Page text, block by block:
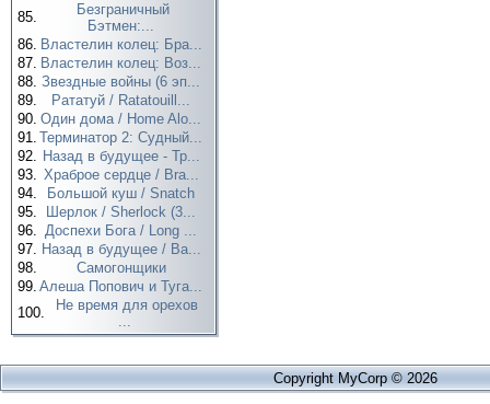
85.
Безграничный
Бэтмен:...
86. Властелин колец: Бра...
87. Властелин колец: Воз...
88. Звездные войны (6 эп...
89.
Рататуй / Ratatouill...
90. Один дома / Home Alo...
91. Терминатор 2: Судный...
92. Назад в будущее - Тр...
93. Храброе сердце / Bra...
94.
Большой куш / Snatch
95.
Шерлок / Sherlock (3...
96. Доспехи Бога / Long ...
97. Назад в будущее / Ba...
98.
Самогонщики
99. Алеша Попович и Туга...
100.
Не время для орехов
...
Copyright MyCorp © 2026